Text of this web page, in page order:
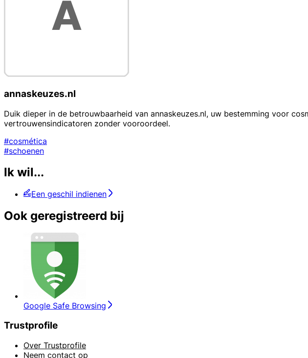
annaskeuzes.nl
Duik dieper in de betrouwbaarheid van annaskeuzes.nl, uw bestemming voor
vertrouwensindicatoren zonder vooroordeel.
#cosmética
#schoenen
Ik wil...
Een geschil indienen
Ook geregistreerd bij
Google Safe Browsing
Trustprofile
Over Trustprofile
Neem contact op